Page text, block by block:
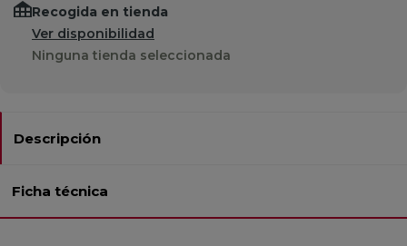
Recogida en tienda
Ver disponibilidad
Ninguna tienda seleccionada
Descripción
Ficha técnica